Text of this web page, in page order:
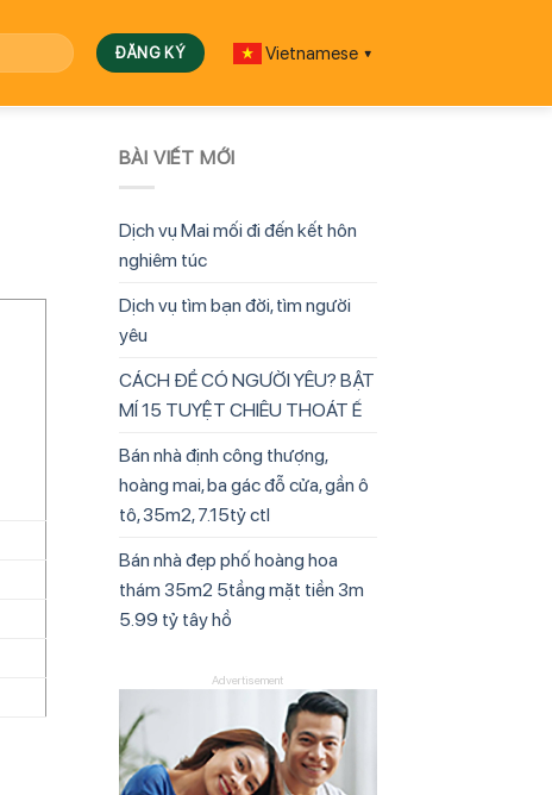
Vietnamese ▼
BÀI VIẾT MỚI
Dịch vụ Mai mối đi đến kết hôn
nghiêm túc
Dịch vụ tìm bạn đời, tìm người
yêu
CÁCH ĐỂ CÓ NGƯỜI YÊU? BẬT
MÍ 15 TUYỆT CHIÊU THOÁT Ế
Bán nhà định công thượng,
hoàng mai, ba gác đỗ cửa, gần ô
tô, 35m2, 7.15tỷ ctl
Bán nhà đẹp phố hoàng hoa
thám 35m2 5tầng mặt tiền 3m
5.99 tỷ tây hồ
Advertisement